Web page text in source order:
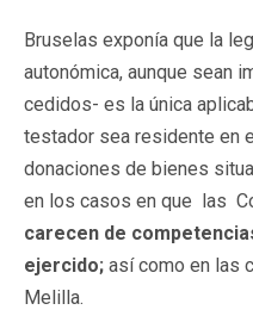
Bruselas exponía que la
autonómica, aunque sean
cedidos- es la única
testador sea residente en
donaciones de bienes
en los casos en que las
carecen de
ejercido; así como en las
Melilla.